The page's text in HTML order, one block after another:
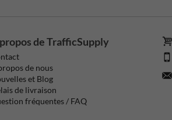
de TrafficSupply
de nous
et Blog
de livraison
fréquentes / FAQ